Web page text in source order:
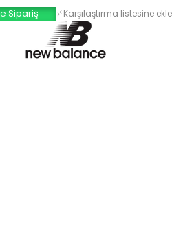
Sipariş